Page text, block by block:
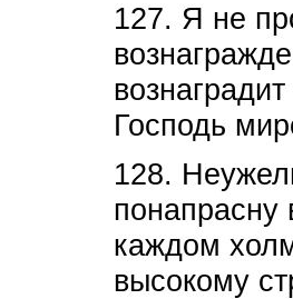
127. Я не
Господь
128.
понапрасну
каждом
высокому